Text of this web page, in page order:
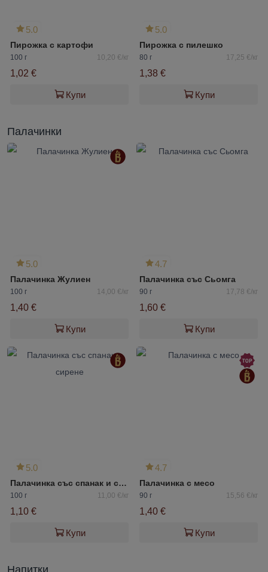
5.0
Пирожка с картофи
100 г 10,20 €/кг
1,02 €
Купи
5.0
Пирожка с пилешко
80 г 17,25 €/кг
1,38 €
Купи
Палачинки
5.0
Палачинка Жулиен
100 г 14,00 €/кг
1,40 €
Купи
4.7
Палачинка със Сьомга
90 г 17,78 €/кг
1,60 €
Купи
5.0
Палачинка със спанак и сирене
100 г 11,00 €/кг
1,10 €
Купи
4.7
Палачинка с месо
90 г 15,56 €/кг
1,40 €
Купи
Напитки